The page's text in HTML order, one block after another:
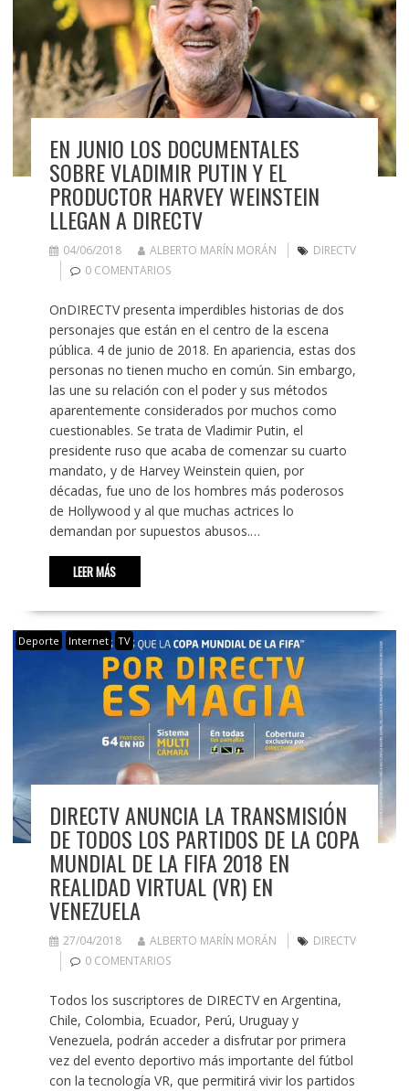
EN JUNIO LOS DOCUMENTALES
SOBRE VLADIMIR PUTIN Y EL
PRODUCTOR HARVEY WEINSTEIN
LLEGAN A DIRECTV
04/06/2018 ALBERTO MARÍN MORÁN
DIRECTV
0 COMENTARIOS
OnDIRECTV presenta imperdibles historias de dos
personajes que están en el centro de la escena
pública. 4 de junio de 2018. En apariencia, estas dos
personas no tienen mucho en común. Sin embargo,
las une su relación con el poder y sus métodos
aparentemente considerados por muchos como
cuestionables. Se trata de Vladimir Putin, el
presidente ruso que acaba de comenzar su cuarto
mandato, y de Harvey Weinstein quien, por
décadas, fue uno de los hombres más poderosos
de Hollywood y al que muchas actrices lo
demandan por supuestos abusos.…
LEER MÁS
Deporte Internet TV
DIRECTV ANUNCIA LA TRANSMISIÓN
DE TODOS LOS PARTIDOS DE LA COPA
MUNDIAL DE LA FIFA 2018 EN
REALIDAD VIRTUAL (VR) EN
VENEZUELA
27/04/2018 ALBERTO MARÍN MORÁN
DIRECTV
0 COMENTARIOS
Todos los suscriptores de DIRECTV en Argentina,
Chile, Colombia, Ecuador, Perú, Uruguay y
Venezuela, podrán acceder a disfrutar por primera
vez del evento deportivo más importante del fútbol
con la tecnología VR, que permitirá vivir los partidos